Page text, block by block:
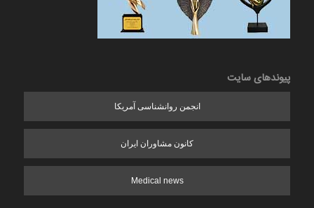
پیوندهای سایت
انجمن روانشناسی آمریکا
کانون مشاوران ایران
Medical news